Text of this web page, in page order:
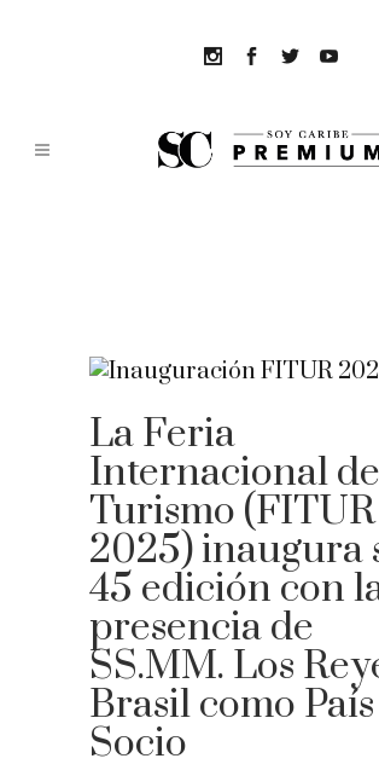
La Feria
Internacional de
Turismo (FITUR
2025) inaugura
45 edición con
presencia de
SS.MM. Los
Brasil como País
Socio